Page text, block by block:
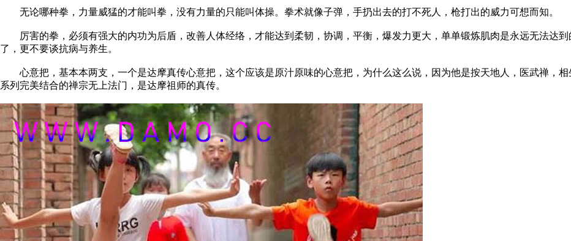
无论哪种拳，力量威猛的才能叫拳，没有力量的只能叫体操。拳术就像子弹，手扔出去的打不死人，枪打出的威力可想而知。
厉害的拳，必须有强大的内功为后盾，改善人体经络，才能达到柔韧，协调，平衡，爆发力更大，单单锻炼肌肉是永远无法达
了，更不要谈抗病与养生。
心意把，基本本两支，一个是达摩真传心意把，这个应该是原汁原味的心意把，为什么这么说，因为他是按天地人，医武禅，
系列完美结合的禅宗无上法门，是达摩祖师的真传。